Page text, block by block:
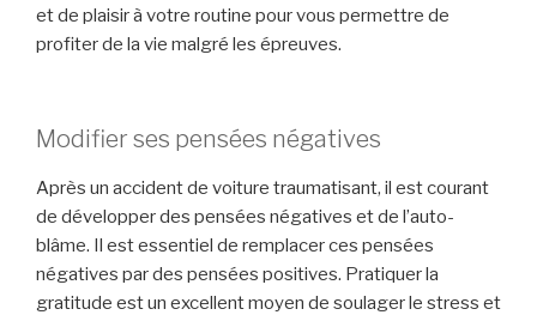
et de plaisir à votre routine pour vous permettre de
profiter de la vie malgré les épreuves.
Modifier ses pensées négatives
Après un accident de voiture traumatisant, il est courant
de développer des pensées négatives et de l’auto-
blâme. Il est essentiel de remplacer ces pensées
négatives par des pensées positives. Pratiquer la
gratitude est un excellent moyen de soulager le stress et